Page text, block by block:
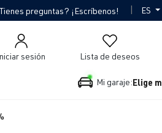
preguntas? ¡Escríbenos! | ES
Lista de deseos
sesión
Mi garaje:Elige